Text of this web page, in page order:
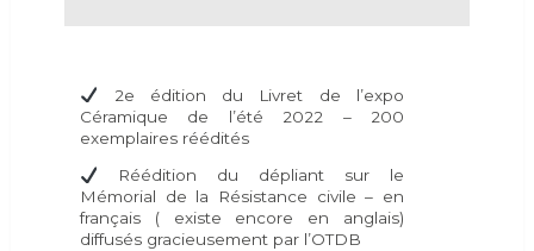
2e édition du Livret de l’expo
Céramique de l’été 2022 – 200
exemplaires réédités
Réédition du dépliant sur le
Mémorial de la Résistance civile – en
français ( existe encore en anglais)
diffusés gracieusement par l’OTDB